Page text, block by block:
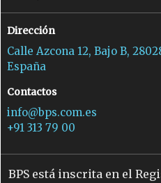
Dirección
Calle Azcona 12, Bajo B,
España
Contactos
info@bps.com.es
+91 313 79 00
BPS está inscrita en el